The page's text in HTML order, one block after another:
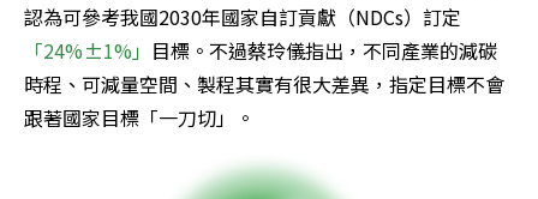
認為可參考我國2030年國家自訂貢獻（NDCs）訂定
「24%±1%」 目標。不過蔡玲儀指出，不同產業的減碳
時程、可減量空間、製程其實有很大差異，指定目標不會
跟著國家目標「一刀切」。